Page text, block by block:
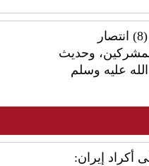
غزوة بدر الكبرى (8) انتصار
وحديث
عليه وسلم
أكراد إيران: